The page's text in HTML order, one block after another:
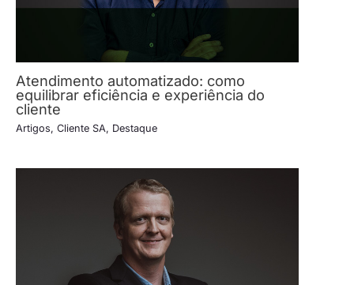
Atendimento automatizado: como
equilibrar eficiência e experiência do
cliente
Artigos, Cliente SA, Destaque